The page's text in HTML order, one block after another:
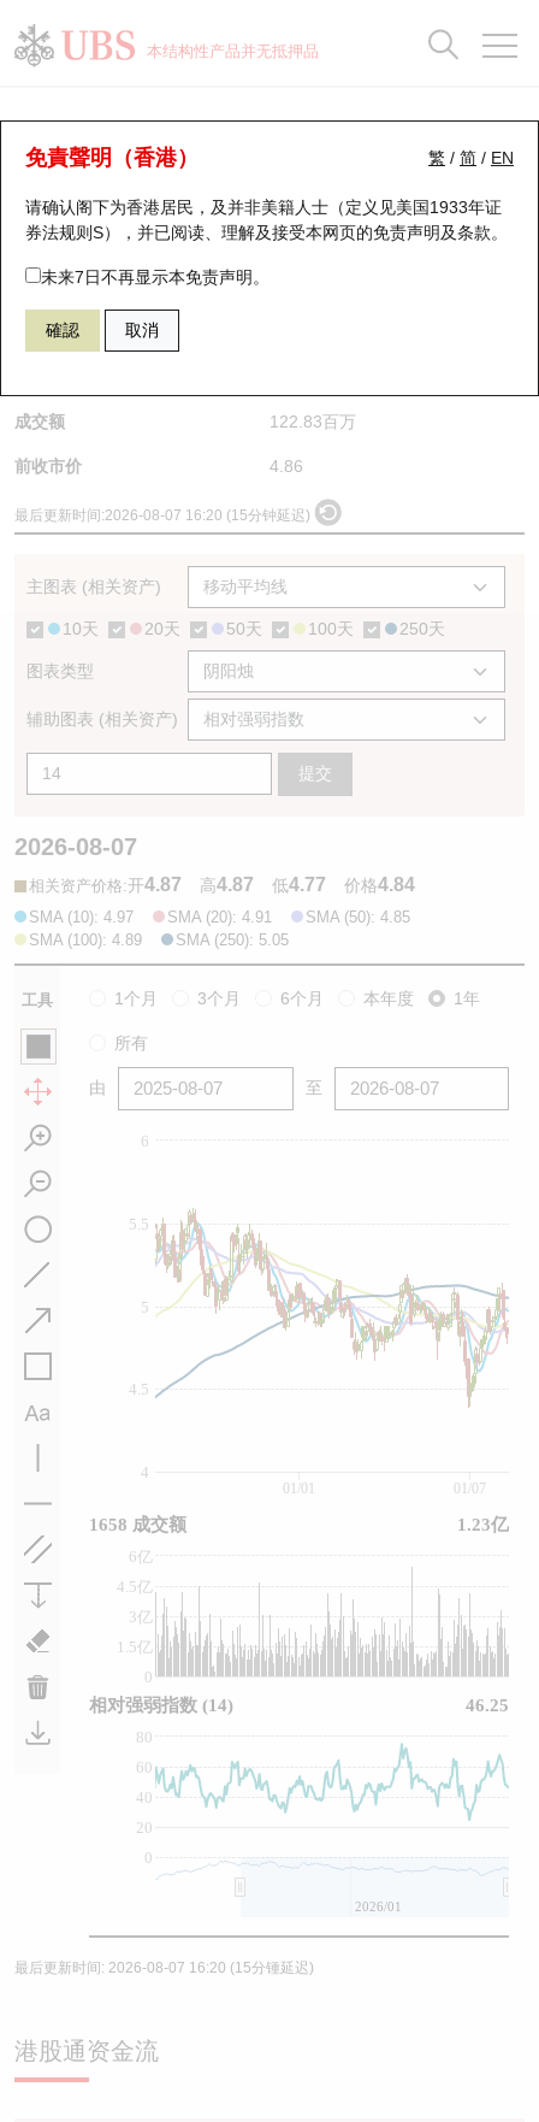
本结构性产品并无抵押品
繁 / 简 / EN
免責聲明（香港）
请确认阁下为香港居民，及并非美籍人士（定义见美国1933年证
券法规则S），并已阅读、理解及接受本网页的免责声明及条款。
未来7日不再显示本免责声明。
確認 取消
正股分析仪
1658 邮储银行
(1658) 邮储银行
$4.84 0.02 (-0.41%)
成交额 122.83百万
前收市价 4.86
最后更新时间:2026-08-07 16:20 (15分钟延迟)
主图表 (相关资产)
10天 20天 50天 100天 250天
图表类型
辅助图表 (相关资产)
提交
2026-08-07
相关资产价格:开4.87 高4.87 低4.77 价格4.84
SMA (10): 4.97 SMA (20): 4.91
SMA (50): 4.85
SMA (100): 4.89
SMA (250): 5.05
工具 1个月 3个月 6个月 本年度 1年
所有
由 至
4
4.5
5
5.5
6
0
3亿
6亿
1.5亿
4.5亿
20
40
60
80
0
01/07
01/01
2026/01
1658 成交额 1.23亿
相对强弱指数 (14) 46.25
最后更新时间: 2026-08-07 16:20 (15分锺延迟)
港股通资金流
瑞银认股证一览
新发行瑞银认股证
即将到期认股证
认股证到期结算价查找
认股证分析仪
引伸波幅比较图
认股证文件及公告
认股证文件及公告 (瑞信)
街货统计
比较
牛熊全景快搜
牛熊证搜寻
牛熊证街货分布图
正股牛熊证列表
新发行瑞银牛熊证
即将到期牛熊证
牛熊证到期结算价查找
牛熊证分析仪
牛熊证文件及公告
街货统计
比较
十大升幅/跌幅
十大认股证成交分布
十天股证占大市成交
资金流
街货统计
正股分析仪
二十大活跃股份
恒指成份股
国指成份股
科指成份股
业绩及经济日历
AH 股价对照
ADR
持股比重
显示所有持股比重
每月轮证大市专题
轮证专栏
讲座及教育短片
认股证投资者教育
牛熊证投资者教育